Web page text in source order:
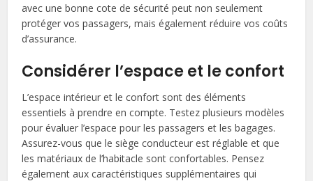
avec une bonne cote de sécurité peut non seulement
protéger vos passagers, mais également réduire vos coûts
d’assurance.
Considérer l’espace et le confort
L’espace intérieur et le confort sont des éléments
essentiels à prendre en compte. Testez plusieurs modèles
pour évaluer l’espace pour les passagers et les bagages.
Assurez-vous que le siège conducteur est réglable et que
les matériaux de l’habitacle sont confortables. Pensez
également aux caractéristiques supplémentaires qui